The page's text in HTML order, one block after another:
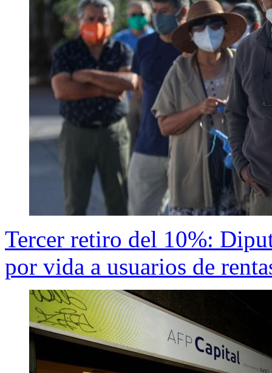
Tercer retiro del 10%:
por vida a usuarios de